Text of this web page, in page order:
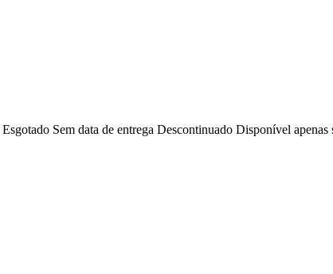
Esgotado Sem data de entrega Descontinuado Disponível apenas